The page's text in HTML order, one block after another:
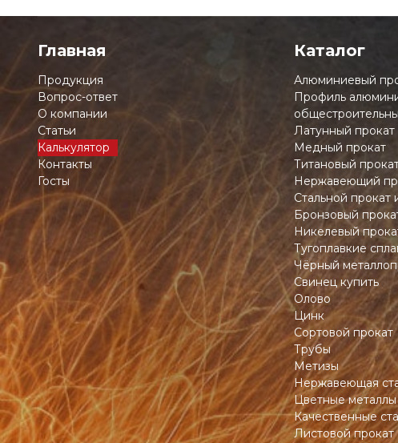
Главная
Продукция
Вопрос-ответ
О компании
Статьи
Калькулятор
Контакты
Госты
Каталог
Алюминиевый
Профиль
Латунный прокат
Медный прокат
Титановый
Нержавеющий
Стальной прокат
Бронзовый
Никелевый
Тугоплавкие
Чёрный
Свинец купить
Олово
Цинк
Сортовой прокат
Трубы
Метизы
Нержавеющая
Цветные металлы
Качественные
Листовой прокат